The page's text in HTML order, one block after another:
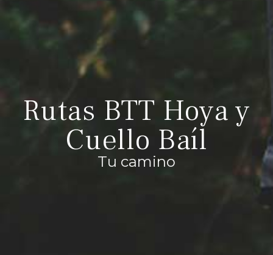
Rutas BTT Hoya y
Cuello Baíl
Tu camino